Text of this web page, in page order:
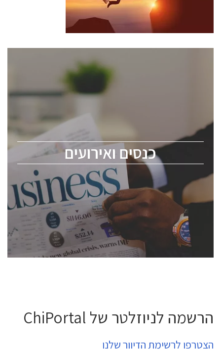
כנסים ואירועים
כנסים ואירועים
לכל העוסקים בתעשיית הסמיקונדקטור כולל מהנדסים,
ChipEx2026 will be held on May 12-13, 2026. The
conference is intended for everyone involved in the
semiconductor industry, including engineers,
professional experts, and senior executives.
לחץ לפרטים
הרשמה לניוזלטר של ChiPortal
הצטרפו לרשימת הדיוור שלנו